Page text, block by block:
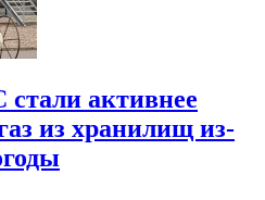
активнее
из хранилищ из-